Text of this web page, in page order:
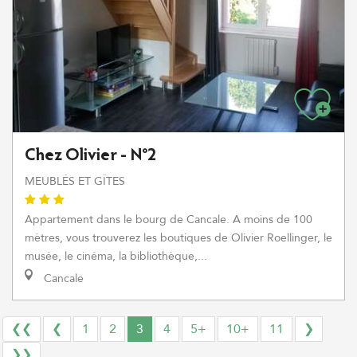
Chez Olivier - N°2
MEUBLÉS ET GÎTES
Appartement dans le bourg de Cancale. A moins de 100
mètres, vous trouverez les boutiques de Olivier Roellinger, le
musée, le cinéma, la bibliothèque,...
Cancale
❮❮ ❮ 1 2 3 4 5+ 10+ 11
❯